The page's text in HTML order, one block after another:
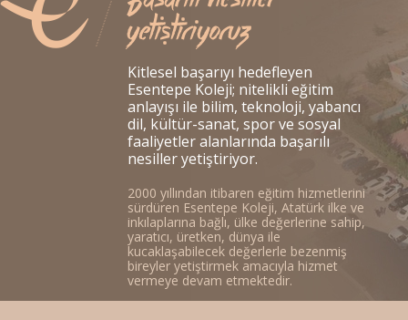
Kitlesel başarıyı hedefleyen
Esentepe Koleji; nitelikli eğitim
anlayışı ile bilim, teknoloji, yabancı
dil, kültür-sanat, spor ve sosyal
faaliyetler alanlarında başarılı
nesiller yetiştiriyor.
2000 yıllından itibaren eğitim hizmetlerini
sürdüren Esentepe Koleji, Atatürk ilke ve
inkılaplarına bağlı, ülke değerlerine sahip,
yaratıcı, üretken, dünya ile
kucaklaşabilecek değerlerle bezenmiş
bireyler yetiştirmek amacıyla hizmet
vermeye devam etmektedir.